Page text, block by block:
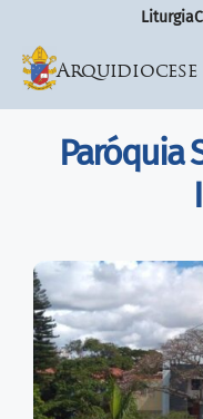
Liturgia
Arquidiocese
Paróquia